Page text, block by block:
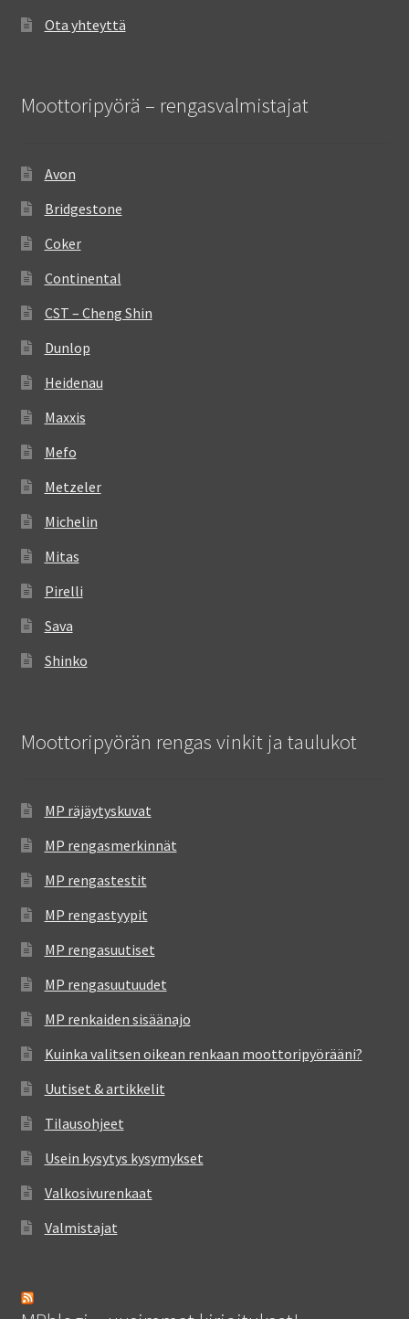
Ota yhteyttä
Moottoripyörä – rengasvalmistajat
Avon
Bridgestone
Coker
Continental
CST – Cheng Shin
Dunlop
Heidenau
Maxxis
Mefo
Metzeler
Michelin
Mitas
Pirelli
Sava
Shinko
Moottoripyörän rengas vinkit ja taulukot
MP räjäytyskuvat
MP rengasmerkinnät
MP rengastestit
MP rengastyypit
MP rengasuutiset
MP rengasuutuudet
MP renkaiden sisäänajo
Kuinka valitsen oikean renkaan moottoripyörääni?
Uutiset & artikkelit
Tilausohjeet
Usein kysytys kysymykset
Valkosivurenkaat
Valmistajat